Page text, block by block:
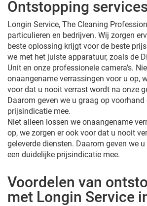
Ontstopping
Longin Service, The Cleaning
particulieren en bedrijven. Wij zorgen
beste oplossing krijgt voor de beste
we met het juiste apparatuur, zoals de
Unit en onze professionele camera’s.
onaangename verrassingen voor u op,
voor dat u nooit verrast wordt na onze
Daarom geven we u graag op voorhand
prijsindicatie mee.
Niet alleen lossen we onaangename
op, we zorgen er ook voor dat u nooit
geleverde diensten. Daarom geven we
een duidelijke prijsindicatie mee.
Voordelen van
met Longin Service